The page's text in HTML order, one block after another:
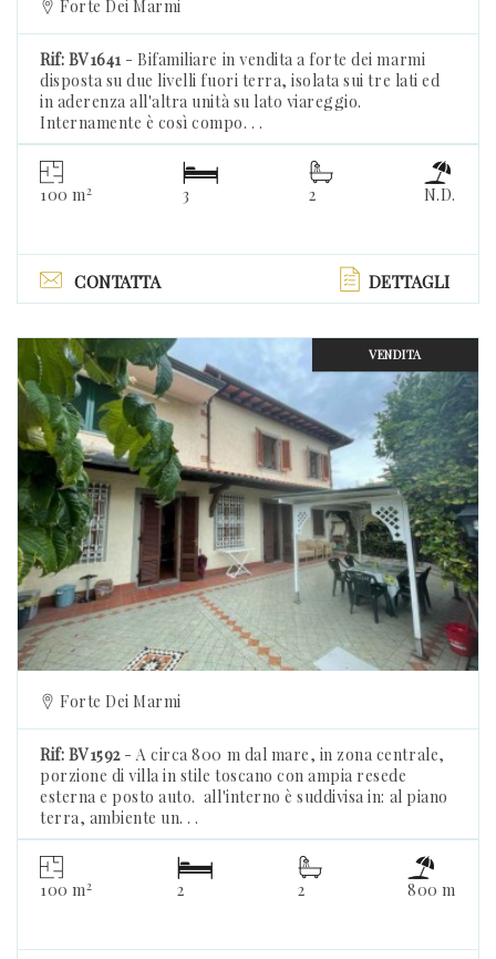
Forte Dei Marmi
Rif: BV1641 - Bifamiliare in vendita a forte dei marmi
disposta su due livelli fuori terra, isolata sui tre lati ed
in aderenza all'altra unità su lato viareggio.
Internamente è così compo. . .
100 m2 3 2 N.D.
CONTATTA DETTAGLI
VENDITA
Forte Dei Marmi
Rif: BV1592- A circa 800 m dal mare, in zona centrale,
porzione di villa in stile toscano con ampia resede
esterna e posto auto. all'interno è suddivisa in: al piano
terra, ambiente un. . .
100 m2 2 2 800 m